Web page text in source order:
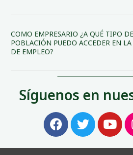
COMO EMPRESARIO ¿A QUÉ TIPO DE
POBLACIÓN PUEDO ACCEDER EN
DE EMPLEO?
Síguenos en